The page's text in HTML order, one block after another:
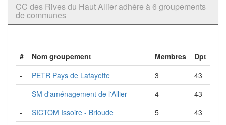
CC des Rives du Haut Allier adhère à 6 groupements
de communes
# Nom groupement Membres
Dpt
-
PETR Pays de Lafayette 3
43
-
SM d'aménagement de l'Allier 4
43
-
SICTOM Issoire - Brioude 5
43